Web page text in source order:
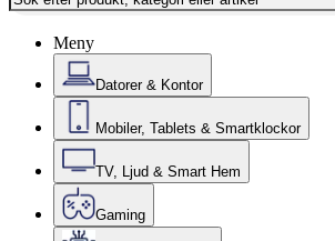
Meny
Datorer & Kontor
Mobiler, Tablets & Smartklockor
TV, Ljud & Smart Hem
Gaming